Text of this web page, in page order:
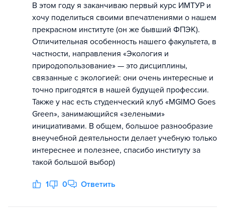
В этом году я заканчиваю первый курс ИМТУР и
хочу поделиться своими впечатлениями о нашем
прекрасном институте (он же бывший ФПЭК).
Отличительная особенность нашего факультета, в
частности, направления «Экология и
природопользование» — это дисциплины,
связанные с экологией: они очень интересные и
точно пригодятся в нашей будущей профессии.
Также у нас есть студенческий клуб «MGIMO Goes
Green», занимающийся «зелеными»
инициативами. В общем, большое разнообразие
внеучебной деятельности делает учебную только
интереснее и полезнее, спасибо институту за
такой большой выбор)
1 0 Ответить